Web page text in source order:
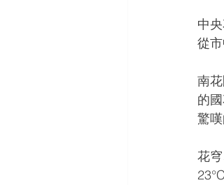
中
從
南
的
驚嘆
花